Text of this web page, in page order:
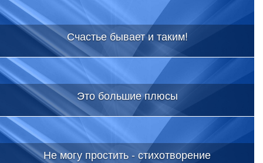
Счастье бывает и таким!
Это большие плюсы
Не могу простить - стихотворение